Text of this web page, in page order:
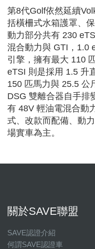
第8代Golf依然延續
括橫柵式水箱護罩、
動力部分共有 230
混合動力與 GTI，1.0
引擎，擁有最大 110
eTSI 則是採用 1.5 升
150 匹馬力與 25.5 公
DSG 雙離合器自手排
有 48V 輕油電混合動
式、改款而配備、動
場實車為主。
關於SAVE聯盟
SAVE認證介紹
何謂SAVE認證車